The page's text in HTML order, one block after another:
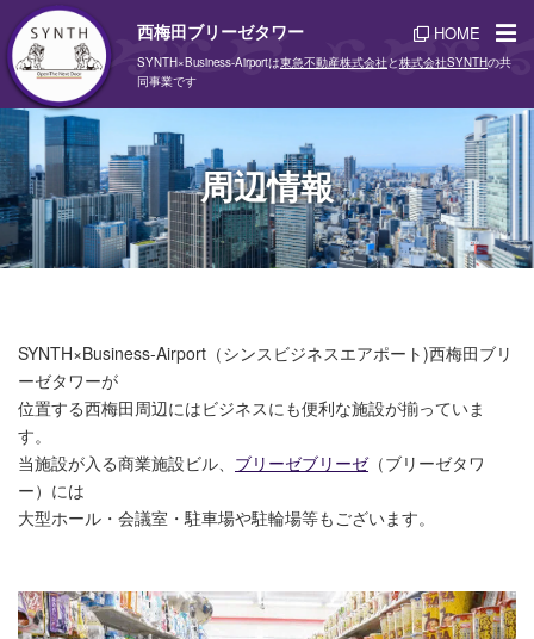
西梅田ブリーゼタワー HOME
SYNTH×Business-Airportは東急不動産株式会社と株式会社SYNTHの共
同事業です
周辺情報
SYNTH×Business-Airport（シンスビジネスエアポート)西梅田ブリ
ーゼタワーが
位置する西梅田周辺にはビジネスにも便利な施設が揃っていま
す。
当施設が入る商業施設ビル、 ブリーゼブリーゼ（ブリーゼタワ
ー）には
大型ホール・会議室・駐車場や駐輪場等もございます。